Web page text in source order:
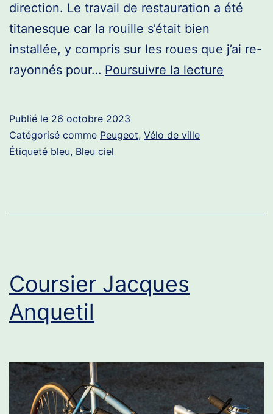
direction. Le travail de restauration a été
titanesque car la rouille s’était bien
installée, y compris sur les roues que j’ai re-
rayonnés pour… Poursuivre la lecture
Publié le 26 octobre 2023
Catégorisé comme Peugeot, Vélo de ville
Étiqueté bleu, Bleu ciel
Coursier Jacques
Anquetil